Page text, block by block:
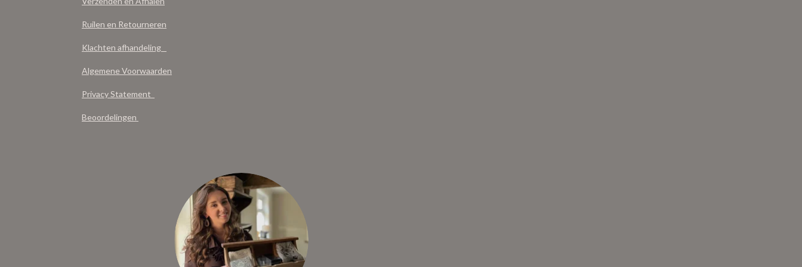
Ruilen en Retourneren
Klachten afhandeling
Algemene Voorwaarden
Privacy Statement
Beoordelingen